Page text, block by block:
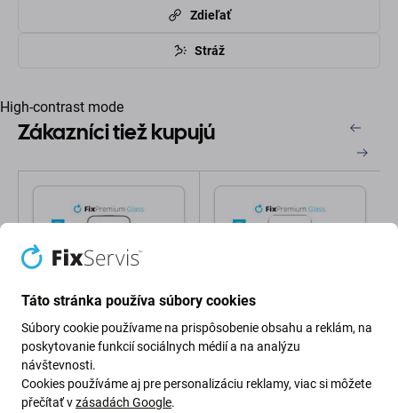
Zdieľať
Stráž
High-contrast mode
Zákazníci tiež kupujú
FixPremium
FixPremium FullCover
iPhone 17 Pro Max
FixPremium
17 Pro Max
Táto stránka používa súbory cookies
Súbory cookie používame na prispôsobenie obsahu a reklám, na
poskytovanie funkcií sociálnych médií a na analýzu
návštevnosti.
Cookies používáme aj pre personalizáciu reklamy, viac si môžete
přečítať vzásadách Google.